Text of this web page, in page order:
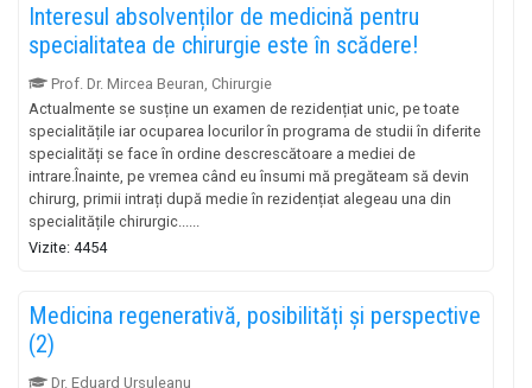
Interesul absolvenților de medicină pentru
specialitatea de chirurgie este în scădere!
Prof. Dr. Mircea Beuran, Chirurgie
Actualmente se susține un examen de rezidențiat unic, pe toate
specialitățile iar ocuparea locurilor în programa de studii în diferite
specialități se face în ordine descrescătoare a mediei de
intrare.Înainte, pe vremea când eu însumi mă pregăteam să devin
chirurg, primii intrați după medie în rezidențiat alegeau una din
specialitățile chirurgic......
Vizite: 4454
Medicina regenerativă, posibilități și perspective
(2)
Dr. Eduard Ursuleanu